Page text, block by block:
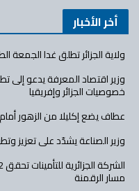
أخر الأخبار
ولاية الجزائر تطلق غدا الجمعة
وزير اقتصاد المعرفة يدعو
خصوصيات الجزائر وإفريقيا
عطاف يضع إكليلا من الزهور
وزير الصناعة يشدّد على تعزيز
مسار الرقمنة